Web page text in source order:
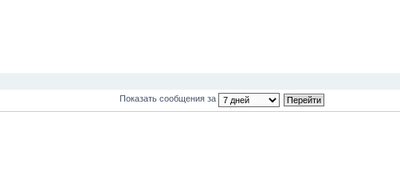
Показать сообщения за